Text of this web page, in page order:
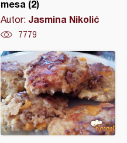
mesa (2)
Autor: Jasmina Nikolić
7779